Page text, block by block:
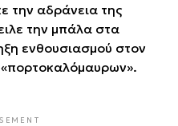
την αδράνεια της
την μπάλα στα
ενθουσιασμού στον